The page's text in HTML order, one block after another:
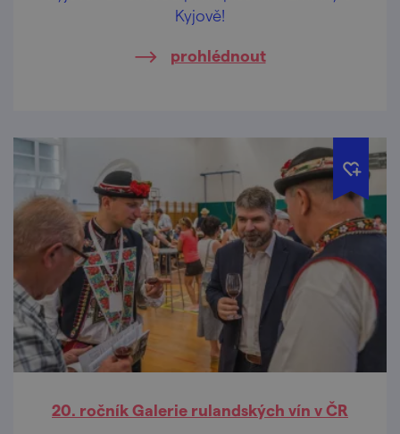
Kyjově!
prohlédnout
20. ročník Galerie rulandských vín v ČR